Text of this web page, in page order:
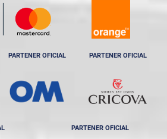
PARTENER OFICIAL PARTENER OFICIAL
PARTENER OFICIAL